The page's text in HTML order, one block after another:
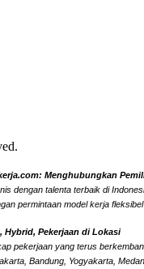
Menghubungkan
dengan talenta terbaik di
permintaan model kerja
Hybrid, Pekerjaan di Lokasi
pekerjaan yang terus
Bandung, Yogyakarta,